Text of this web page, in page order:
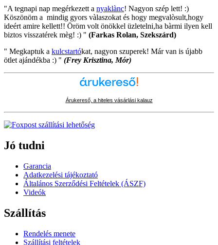
"A tegnapi nap megérkezett a nyaklànc! Nagyon szép lett! :)
Köszönöm a mindig gyors vàlaszokat és hogy megvalòsult,hogy
ideért amire kellett!! Öröm volt önökkel üzletelni,ha bàrmi ilyen kell
biztos visszatérek mèg! :) " (Farkas Rolan, Szekszárd)
" Megkaptuk a kulcstartókat, nagyon szuperek! Már van is újabb
ötlet ajándékba :) " (Frey Krisztina, Mór)
Árukereső, a hiteles vásárlási kalauz
Jó tudni
Garancia
Adatkezelési tájékoztató
Általános Szerződési Feltételek (ÁSZF)
Videók
Szállítás
Rendelés menete
Szállítási feltételek